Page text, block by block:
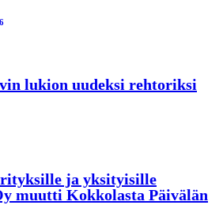
lukion uudeksi rehtoriksi
ja yksityisille
muutti Kokkolasta Päivälän